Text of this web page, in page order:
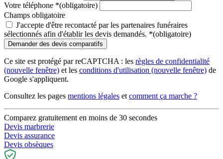
Votre téléphone *(obligatoire)
Champs obligatoire
J'accepte d'être recontacté par les partenaires funéraires
sélectionnés afin d'établir les devis demandés. *(obligatoire)
Ce site est protégé par reCAPTCHA : les règles de confidentialité
(nouvelle fenêtre) et les conditions d'utilisation (nouvelle fenêtre) de
Google s'appliquent.
Consultez les pages mentions légales et comment ça marche ?
Comparez gratuitement en moins de 30 secondes
Devis marbrerie
Devis assurance
Devis obsèques